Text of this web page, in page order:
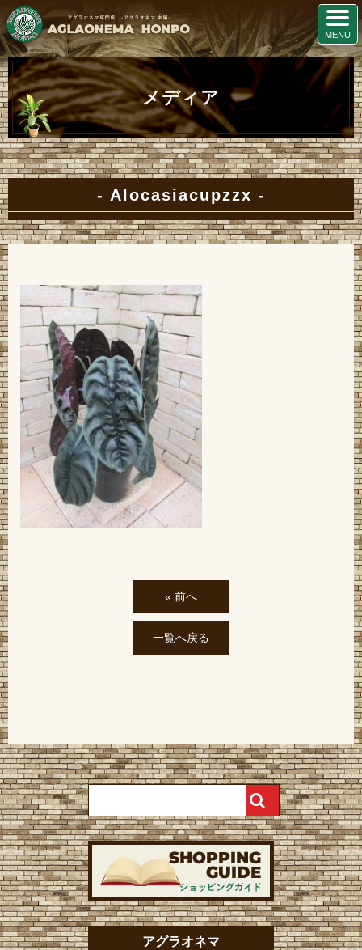
メディア
Alocasiacupzzx
« 前へ
一覧へ戻る
アグラオネマ